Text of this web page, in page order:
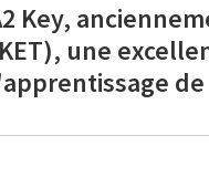
Key,
une